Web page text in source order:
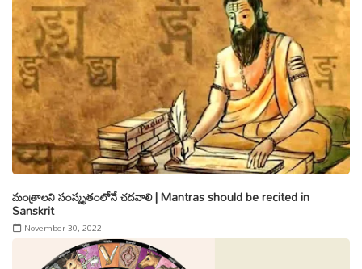
మంత్రాలని సంస్కృతంలోనే చదవాలి | Mantras should be recited in
Sanskrit
November 30, 2022